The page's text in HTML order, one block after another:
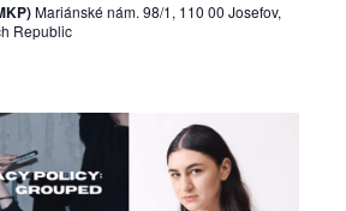
Mariánské nám. 98/1, 110 00 Josefov,
Republic